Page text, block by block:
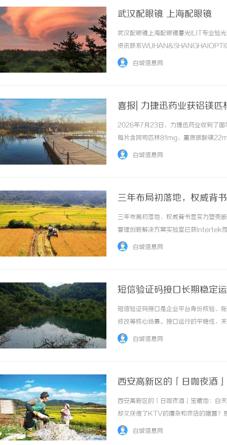
武汉配眼镜 上海配眼镜
武汉配眼镜上海配眼镜暮光ILIT专业验
资讯联系
品牌，现于武汉与上海设有4家门店。
白城信息网
喜报| 力捷迅药业获铝镁
2026年7月23日，力捷迅药业收到了国
每片含阿司匹林81mg，重质碳酸镁
2026S02608）。铝镁匹林片（Ⅱ）是
白城信息网
三年布局初落地，权威背
三年布局初落地，权威背书显实力塑壳
管理创新解决方案实验室已获Intertek
认可水平。开关断路器从2023年兆瓦
白城信息网
短信验证码接口长期稳定
短信验证码接口是企业平台身份核验、
修改等核心场景。接口运行的平稳性，
败、核验异常等问题，大多源于日常运
白城信息网
西安高新区的「日咖夜酒
西安高新区的「日咖夜酒」宝藏地：白
却又厌倦了KTV的嘈杂和夜店的喧嚣？
约三五好友聊聊天，咖啡馆太吵、餐厅
白城信息网